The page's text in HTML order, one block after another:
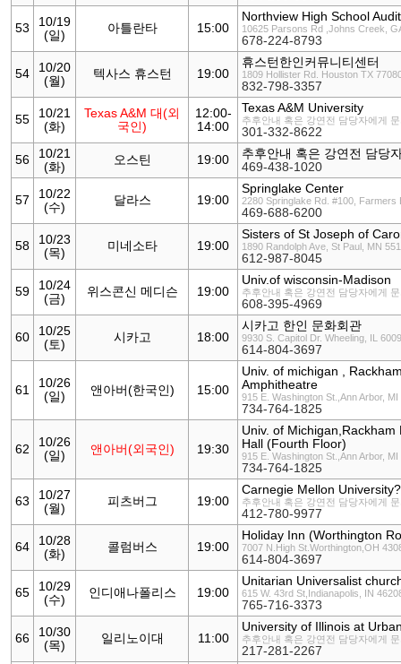
53
10/19
(일)
아틀란타 15:00
Northview High School
10625 Parsons Rd ,Johns Creek,
678-224-8793
54
10/20
(월)
텍사스 휴스턴 19:00
휴스턴한인커뮤니티센터
1809 Hollister Rd. Houston TX
832-798-3357
55
10/21
(화)
Texas A&M 대(외
국인)
12:00-
14:00
Texas A&M University
추후안내 혹은 강연전 담당자에게
301-332-8622
56
10/21
(화)
오스틴 19:00
추후안내 혹은 강연전 담당
469-438-1020
57
10/22
(수)
달라스 19:00
Springlake Center
2280 Springlake Rd. #100, Farmers
469-688-6200
58
10/23
(목)
미네소타 19:00
Sisters of St Joseph of
1890 Randolph Ave, St Paul, MN
612-987-8045
59
10/24
(금)
위스콘신 메디슨 19:00
Univ.of wisconsin-Madison
추후안내 혹은 강연전 담당자에게
608-395-4969
60
10/25
(토)
시카고 18:00
시카고 한인 문화회관
9930 S. Capitol Dr. Wheeling, IL
614-804-3697
61
10/26
(일)
앤아버(한국인) 15:00
Univ. of michigan ,
Amphitheatre
915 E. Washington St.,Ann Arbor, MI
734-764-1825
62
10/26
(일)
앤아버(외국인) 19:30
Univ. of Michigan,Rackham
Hall (Fourth Floor)
915 E. Washington St.,Ann Arbor, MI
734-764-1825
63
10/27
(월)
피츠버그 19:00
Carnegie Mellon
추후안내 혹은 강연전 담당자에게
412-780-9977
64
10/28
(화)
콜럼버스 19:00
Holiday Inn (Worthington
7007 N.High St.Worthington,OH
614-804-3697
65
10/29
(수)
인디애나폴리스 19:00
Unitarian Universalist
615 W. 43rd St,Indianapolis, IN
765-716-3373
66
10/30
(목)
일리노이대 11:00
University of Illinois at
추후안내 혹은 강연전 담당자에게
217-281-2267